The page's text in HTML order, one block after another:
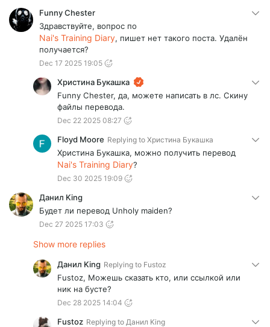
Funny Chester
Здравствуйте, вопрос по
Nai's Training Diary, пишет нет такого поста. Удалён
получается?
Dec 17 2025 19:05
Христина Букашка
Funny Chester, да, можете написать в лс. Скину
файлы перевода.
Dec 22 2025 08:27
Floyd Moore Replying to Христина Букашка
Христина Букашка, можно получить перевод
Nai's Training Diary?
Dec 30 2025 19:09
Данил King
Будет ли перевод Unholy maiden?
Dec 27 2025 17:03
Show more replies
Данил King Replying to Fustoz
Fustoz, Можешь сказать кто, или ссылкой или
ник на бусте?
Dec 28 2025 14:04
Fustoz Replying to Данил King